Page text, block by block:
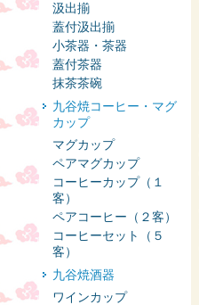
汲出揃
蓋付汲出揃
小茶器・茶器
蓋付茶器
抹茶茶碗
九谷焼コーヒー・マグ
カップ
マグカップ
ペアマグカップ
コーヒーカップ（１
客）
ペアコーヒー（２客）
コーヒーセット（５
客）
九谷焼酒器
ワインカップ